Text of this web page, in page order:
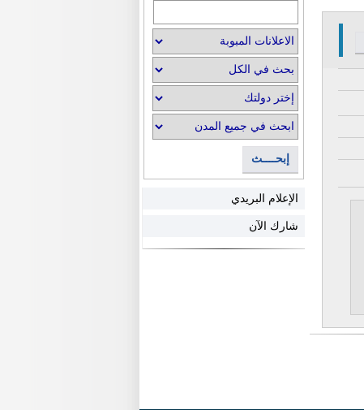
إبحــــث
الإعلام البريدي
شارك الآن